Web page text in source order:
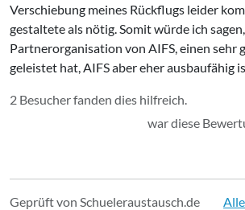
Verschiebung meines Rückflugs leider
gestaltete als nötig. Somit würde ich
Partnerorganisation von AIFS, einen sehr
geleistet hat, AIFS aber eher ausbaufähig
2 Besucher fanden dies hilfreich.
war diese
Geprüft von Schueleraustausch.de